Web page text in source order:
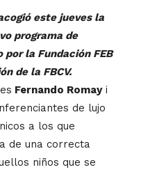
este jueves la
programa de
la Fundación FEB
de la FBCV.
Fernando Romayi
de lujo
a los que
de una correcta
niños que se